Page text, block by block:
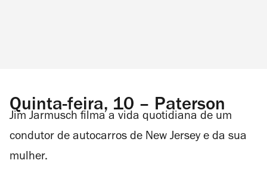
Quinta-feira, 10 – Paterson
Jim Jarmusch filma a vida quotidiana de um
condutor de autocarros de New Jersey e da sua
mulher.